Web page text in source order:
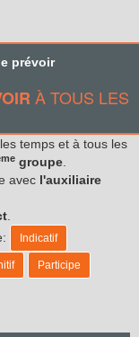
prévoir
À TOUS LES
temps et à tous les
groupe
avec l'auxiliaire
Indicatif
Participe